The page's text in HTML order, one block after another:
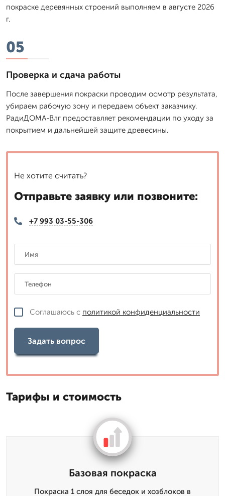
покраске деревянных строений выполняем в августе 2026
г.
05
Проверка и сдача работы
После завершения покраски проводим осмотр результата,
убираем рабочую зону и передаем объект заказчику.
РадиДОМА-Влг предоставляет рекомендации по уходу за
покрытием и дальнейшей защите древесины.
Не хотите считать?
Отправьте заявку или позвоните:
+7 993 03-55-306
Соглашаюсь с политикой конфиденциальности
Задать вопрос
Тарифы и стоимость
Базовая покраска
Покраска 1 слоя для беседок и хозблоков в